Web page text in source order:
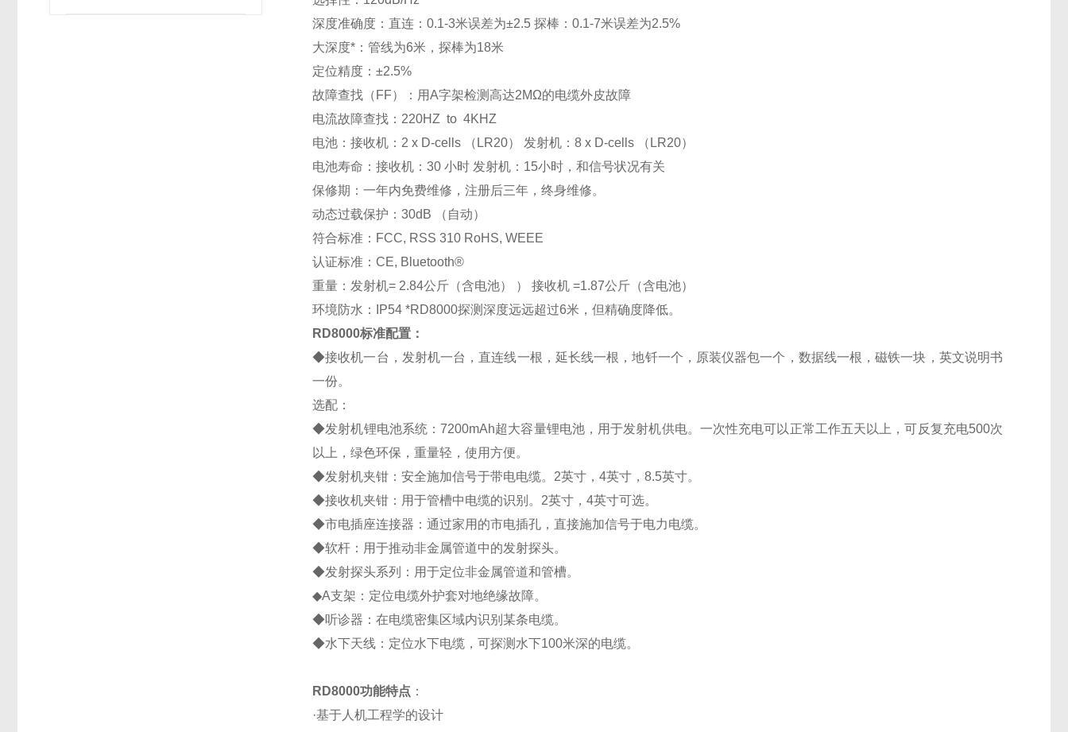
深度准确度：直连：0.1-3米误差为±2.5 探棒：0.1-7米误差为2.5%
大深度*：管线为6米，探棒为18米
定位精度：±2.5%
故障查找（FF）：用A字架检测高达2MΩ的电缆外皮故障
电流故障查找：220HZ to 4KHZ
电池：接收机：2 x D-cells （LR20） 发射机：8 x D-cells （LR20）
电池寿命：接收机：30 小时 发射机：15小时，和信号状况有关
保修期：一年内免费维修，注册后三年，终身维修。
动态过载保护：30dB （自动）
符合标准：FCC, RSS 310 RoHS, WEEE
认证标准：CE, Bluetooth®
重量：发射机= 2.84公斤（含电池） ） 接收机 =1.87公斤（含电池）
环境防水：IP54 *RD8000探测深度远远超过6米，但精确度降低。
RD8000标准配置：
◆接收机一台，发射机一台，直连线一根，延长线一根，地钎一个，原装仪器包一个，数据线一根，磁铁一块，英文说明书
一份。
选配：
◆发射机锂电池系统：7200mAh超大容量锂电池，用于发射机供电。一次性充电可以正常工作五天以上，可反复充电500次
以上，绿色环保，重量轻，使用方便。
◆发射机夹钳：安全施加信号于带电电缆。2英寸，4英寸，8.5英寸。
◆接收机夹钳：用于管槽中电缆的识别。2英寸，4英寸可选。
◆市电插座连接器：通过家用的市电插孔，直接施加信号于电力电缆。
◆软杆：用于推动非金属管道中的发射探头。
◆发射探头系列：用于定位非金属管道和管槽。
◆A支架：定位电缆外护套对地绝缘故障。
◆听诊器：在电缆密集区域内识别某条电缆。
◆水下天线：定位水下电缆，可探测水下100米深的电缆。
RD8000功能特点 ：
·基于人机工程学的设计